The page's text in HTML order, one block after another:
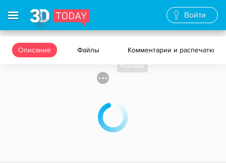
Войти
Описание Файлы Комментарии и распечатки
Реклама